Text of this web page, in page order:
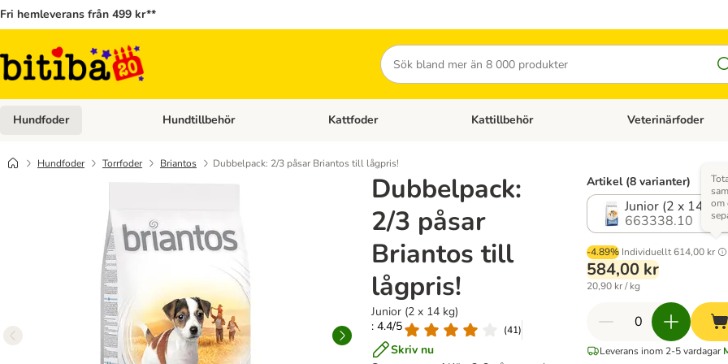
Fri hemleverans från 499 kr**
Sök
Hundfoder Open category menu: Hundfoder
Hundtillbehör Open category menu: Hundtillbehör
Kattfoder Open category menu: Kattfoder
Kattillbehör Open category menu:
Veterinärfoder
Hundfoder Torrfoder Briantos Dubbelpack: 2/3 påsar Briantos till lågpris!
Dubbelpack:
2/3 påsar
Briantos till
lågpris!
Junior (2 x 14 kg)
: 4.4/5
(41)
Skriv nu
Artikel (8 varianter)
Junior (2 x 14 kg)
663338.10
-4.89% Individuellt 614,00 kr
om
584,00 kr
20,90 kr / kg
Leverans inom 2-5 vardagar